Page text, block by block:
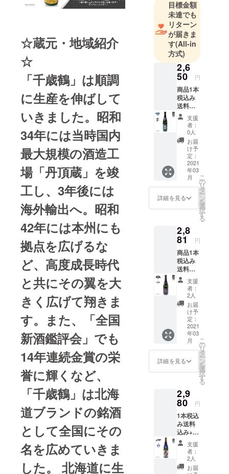
☆蔵元・地域紹介
☆
「千歳鶴」は順調
に生産を伸ばして
いきました。昭和
34年には当時国内
最大規模の酒造工
場「丹頂蔵」を竣
工し、3年後には
海外輸出へ。昭和
42年には本州にも
拠点を広げるな
ど、高度成長時代
と共にその翼を大
きく広げて翔きま
す。また、「全国
新酒鑑評会」でも
14年連続金賞の栄
誉に輝くなど、
「千歳鶴」は北海
道ブランドの銘酒
として全国にその
名を広めていきま
した。 北海道に生
目標金額
未達でも
リターン
が届きま
す(All-in
方式)
2,6
50 円
商品1本
税込み
送料込
み+お礼
のメー
ル 男子
プロバ
スケッ
トボー
ルBリー
グクラ
ブ・
アース
フレン
ズ東京Z
と「澤
別純
米」と
のコラ
ボレー
ション
日本酒
で
す。”小
澤酒
造”は江
戸時
代、元
禄１５
年（西
暦1702
年）創
業。以
東京･奥
多摩の
地酒と
して親
しまれ
てきた
造り酒
屋で
す。 保
存方
支援
者：
0人
お届
け予
定：
2021
年03
月
詳細を見る
こ
の
リ
タ
ー
ン
を
選
択
す
る
2,8
81 円
商品1本
税込み
送料込
み+お礼
のメー
ル 男子
プロバ
スケッ
トボー
ルBリー
グクラ
ブ・山
形ワイ
ヴァン
ズと
「米鶴
クリン
グ」と
のコラ
ボレー
ション
日本酒
です。
蔵元”米
鶴酒
造”は、
支援
者：
2人
お届
け予
定：
2021
年03
月
詳細を見る
こ
の
リ
タ
ー
ン
を
選
択
す
る
2,9
80 円
1本税込
み送料
込み+お
礼の
メール
男子プ
ロバス
支援
者：
2人
お届